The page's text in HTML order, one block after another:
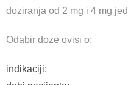
doziranja od 2 mg i 4 mg
Odabir doze ovisi o:
indikaciji;